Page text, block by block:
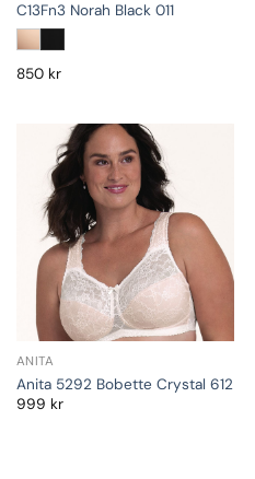
C13Fn3 Norah Black 011
850 kr
ANITA
Anita 5292 Bobette Crystal 612
999 kr